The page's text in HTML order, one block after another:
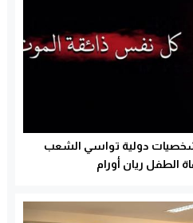
شخصيات دولية تواسي الشعب
الطفل ريان أورام